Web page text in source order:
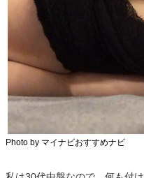
Photo by マイナビおすすめナビ